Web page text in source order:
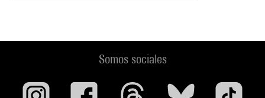
Somos sociales